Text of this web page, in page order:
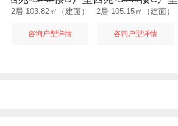
2居 103.82㎡（建面）
咨询户型详情
2居 105.15㎡（建面）
咨询户型详情